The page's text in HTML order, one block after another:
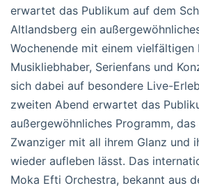
erwartet das Publikum auf dem
Altlandsberg ein
Wochenende mit einem vielfältigen
Musikliebhaber, Serienfans und
sich dabei auf besondere Live-
zweiten Abend erwartet das
außergewöhnliches Programm,
Zwanziger mit all ihrem Glanz und
wieder aufleben lässt. Das
Moka Efti Orchestra, bekannt aus